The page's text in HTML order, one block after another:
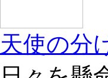
天使の分